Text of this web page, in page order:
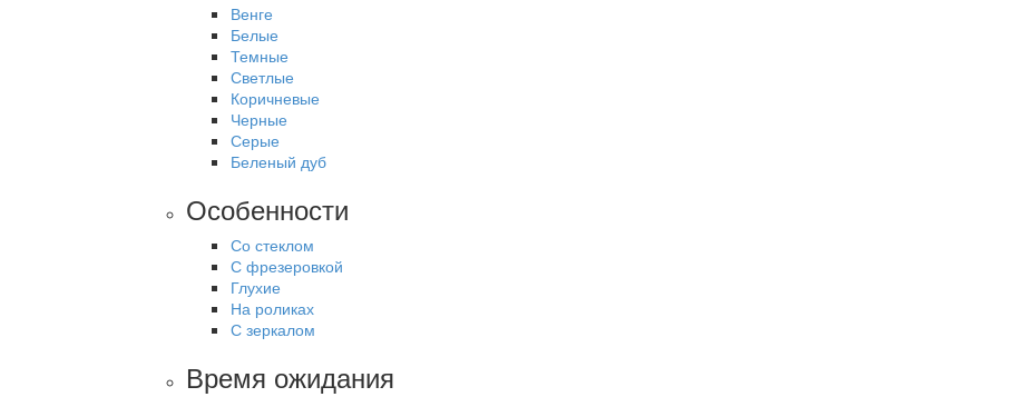
Венге
Белые
Темные
Светлые
Коричневые
Черные
Серые
Беленый дуб
Особенности
Со стеклом
С фрезеровкой
Глухие
На роликах
С зеркалом
Время ожидания